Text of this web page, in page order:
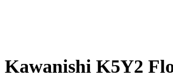
Kawanishi K5Y2